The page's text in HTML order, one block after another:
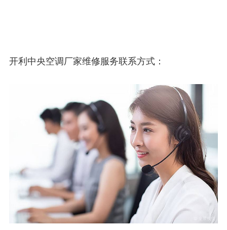
开利中央空调厂家维修服务联系方式：